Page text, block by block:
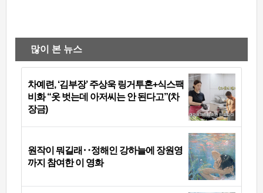
많이 본 뉴스
차예련, ‘김부장’ 주상욱 링거투혼+식스팩
비화 “옷 벗는데 아저씨는 안 된다고”(차
장금)
원작이 뭐길래‥정해인 강하늘에 장원영
까지 참여한 이 영화